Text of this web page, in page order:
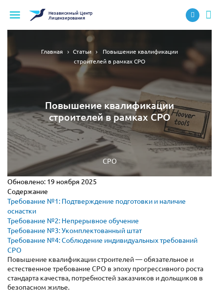
НезависимыйЦентр
Лицензирования
Главная Статьи
Повышение квалификации
строителей в рамках СРО
Повышение квалификации
строителей в рамках СРО
СРО
Обновлено: 19 ноября 2025
Содержание
Требование №1: Подтверждение подготовки и наличие
оснастки
Требование №2: Непрерывное обучение
Требование №3: Укомплектованный штат
Требование №4: Соблюдение индивидуальных требований
СРО
Повышение квалификации строителей — обязательное и
естественное требование СРО в эпоху прогрессивного роста
стандарта качества, потребностей заказчиков и дольщиков в
безопасном жилье.